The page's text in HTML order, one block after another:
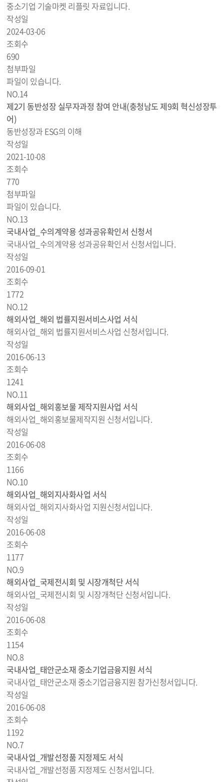
중소기업 기술마켓 리플릿 자료입니다.
작성일
2024-03-06
조회수
690
첨부파일
파일이 있습니다.
NO.14
제2기 동반성장 실무자과정 참여 안내(충청남도 제9회 혁신성장투
어)
동반성장과 ESG의 이해
작성일
2021-10-08
조회수
770
첨부파일
파일이 있습니다.
NO.13
국내사업_수의계약용 성과공유확인서 신청서
국내사업_수의계약용 성과공유확인서 신청서입니다.
작성일
2016-09-01
조회수
1772
NO.12
해외사업_해외 법률지원서비스사업 서식
해외사업_해외 법률지원서비스사업 신청서입니다.
작성일
2016-06-13
조회수
1241
NO.11
해외사업_해외홍보물 제작지원사업 서식
해외사업_해외홍보물제작지원 신청서입니다.
작성일
2016-06-08
조회수
1166
NO.10
해외사업_해외지사화사업 서식
해외사업_해외지사화사업 지원신청서입니다.
작성일
2016-06-08
조회수
1177
NO.9
해외사업_국제전시회 및 시장개척단 서식
해외사업_국제전시회 및 시장개척단 신청서입니다.
작성일
2016-06-08
조회수
1154
NO.8
국내사업_태안군소재 중소기업금융지원 서식
국내사업_태안군소재 중소기업금융지원 참가신청서입니다.
작성일
2016-06-08
조회수
1192
NO.7
국내사업_개발선정품 지정제도 서식
국내사업_개발선정품 지정제도 신청서입니다.